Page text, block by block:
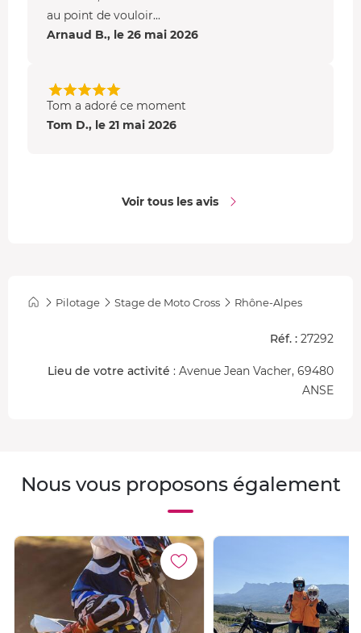
au point de vouloir...
Arnaud B., le 26 mai 2026
Tom a adoré ce moment
Tom D., le 21 mai 2026
Voir tous les avis
Pilotage Stage de Moto Cross Rhône-Alpes
Réf. : 27292
Lieu de votre activité : Avenue Jean Vacher, 69480
ANSE
Nous vous proposons également